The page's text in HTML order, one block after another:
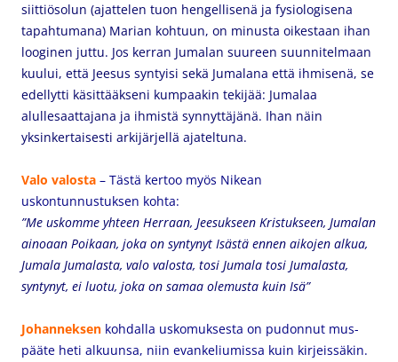
siittiösolun (ajattelen tuon hengellisenä ja fysiologisena
tapahtumana) Marian kohtuun, on minusta oikestaan ihan
looginen juttu. Jos kerran Jumalan suureen suunnitelmaan
kuului, että Jeesus syntyisi sekä Jumalana että ihmisenä, se
edellytti käsittääkseni kumpaakin tekijää: Jumalaa
alullesaattajana ja ihmistä synnyttäjänä. Ihan näin
yksinkertaisesti arkijärjellä ajateltuna.
Valo valosta – Tästä kertoo myös Nikean
uskontunnustuksen kohta:
”Me uskomme yhteen Herraan, Jeesukseen Kristukseen, Jumalan
ainoaan Poikaan, joka on syntynyt Isästä ennen aikojen alkua,
Jumala Jumalasta, valo valosta, tosi Jumala tosi Jumalasta,
syntynyt, ei luotu, joka on samaa olemusta kuin Isä”
Johanneksen kohdalla uskomuksesta on pudonnut mus-
pääte heti alkuunsa, niin evankeliumissa kuin kirjeissäkin.